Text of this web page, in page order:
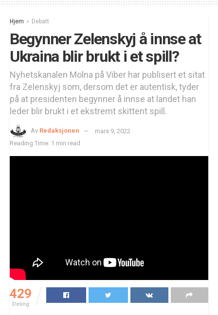
Hjem Debatt
Begynner Zelenskyj å innse at
Ukraina blir brukt i et spill?
Nyhetskanalen Molna på Viber har publisert et sitat
fra Zelenskyj som, dersom det er autentisk, tyder
på at presidenten begynner å innse at landet han
leder blir brukt i et ekstremt skittent spill.
Av Redaksjonen
mars 9, 2022
Reading Time: 1 min read
429
Deling